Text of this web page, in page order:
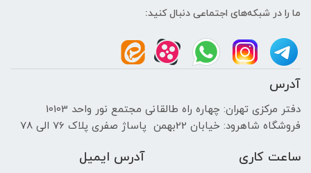
نرخ بروزرسانی تصویر
75 هرتز
-
نوع مانیتور
ما را در شبکه‌های اجتماعی دنبال کنید:
آدرس
دفتر مرکزی تهران: چهاره راه طالقانی مجتمع نور واحد 10103
فروشگاه شاهرود: خیابان 22بهمن پاساژ صفری پلاک 76 الی 78
ساعت کاری آدرس ایمیل